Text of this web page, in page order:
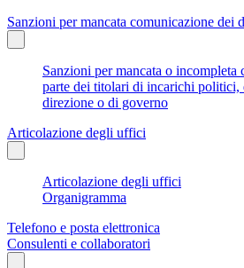
Sanzioni per mancata comunicazione dei
Sanzioni per mancata o incompleta
parte dei titolari di incarichi politici,
direzione o di governo
Articolazione degli uffici
Articolazione degli uffici
Organigramma
Telefono e posta elettronica
Consulenti e collaboratori